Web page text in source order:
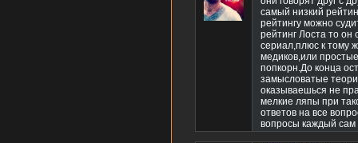
самый низкий
рейтингу можно
рейтинг Лоста то он
сериал,плюс к тому
медиков,или
попкорн.До конца
замысловатые
оказываешься не
мелкие ляпы при
ответов на все
вопросы каждый сам